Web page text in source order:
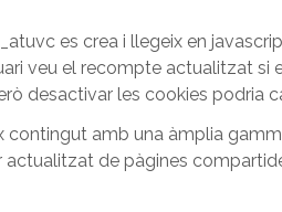
es crea i llegeix en
veu el recompte actualitzat si
desactivar les cookies podria
contingut amb una àmplia
de pàgines